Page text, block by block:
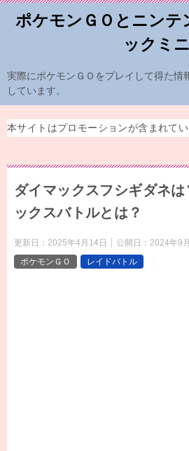
ポケモンＧＯとニンテ
ックミニ
実際にポケモンＧＯをプレイして得た情
しています。
本サイトはプロモーションが含まれてい
ダイマックスフシギダネ
ックスバトルとは？
更新日： 2025年4月14日 公開日： 2024年9
ポケモンＧＯ
レイドバトル